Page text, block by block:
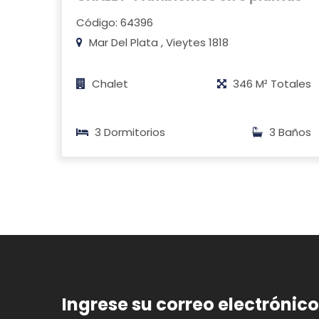
Código: 64396
Mar Del Plata , Vieytes 1818
Chalet 346 M² Totales
3 Dormitorios 3 Baños
Ingrese su correo